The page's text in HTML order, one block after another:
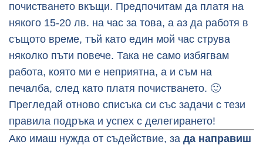
почистването вкъщи. Предпочитам да платя на
някого 15-20 лв. на час за това, а аз да работя в
същото време, тъй като един мой час струва
няколко пъти повече. Така не само избягвам
работа, която ми е неприятна, а и съм на
печалба, след като платя почистването. 🙂
Прегледай отново списъка си със задачи с тези
правила подръка и успех с делегирането!
Ако имаш нужда от съдействие, за да направиш